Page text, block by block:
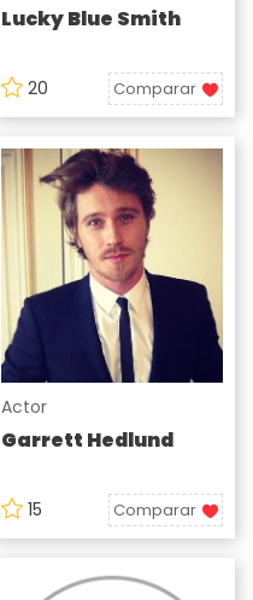
Lucky Blue Smith
20 Comparar
Actor
Garrett Hedlund
15 Comparar